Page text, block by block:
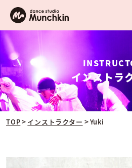
インストラ
TOP> インストラクター >Yuki